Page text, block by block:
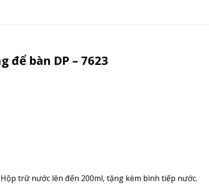
bàn DP – 7623
trữ nước lên đến 200ml, tặng kèm bình tiếp nước.